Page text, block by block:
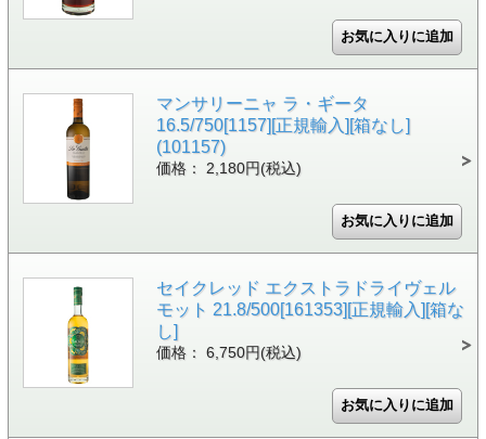
マンサリーニャ ラ・ギータ
16.5/750[1157][正規輸入][箱なし]
(101157)
価格： 2,180円(税込)
セイクレッド エクストラドライヴェル
モット 21.8/500[161353][正規輸入][箱な
し]
価格： 6,750円(税込)